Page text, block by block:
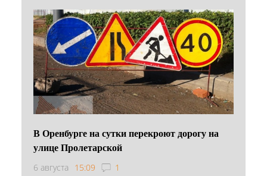
В Оренбурге на сутки перекроют дорогу на
улице Пролетарской
6 августа 15:09 1